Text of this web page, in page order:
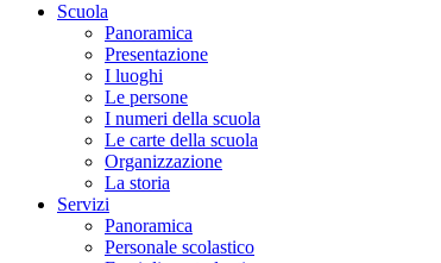
Scuola
Panoramica
Presentazione
I luoghi
Le persone
I numeri della scuola
Le carte della scuola
Organizzazione
La storia
Servizi
Panoramica
Personale scolastico